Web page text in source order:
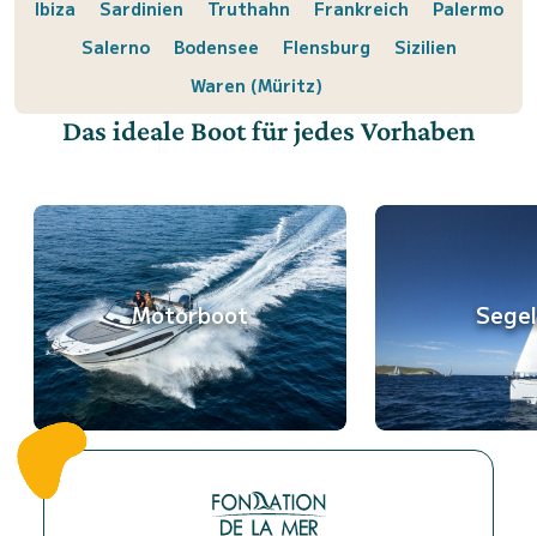
Ibiza Sardinien Truthahn Frankreich
Palermo
Salerno
Bodensee Flensburg
Sizilien
Waren (Müritz)
Das ideale Boot für jedes Vorhaben
Motorboot